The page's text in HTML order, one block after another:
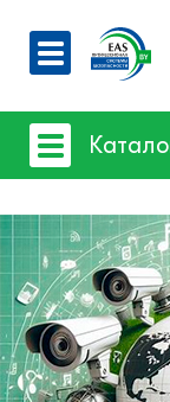
О компании
Вакансии
Контакты
- iFLOW
-
- Dahua
- EZ-IP
-